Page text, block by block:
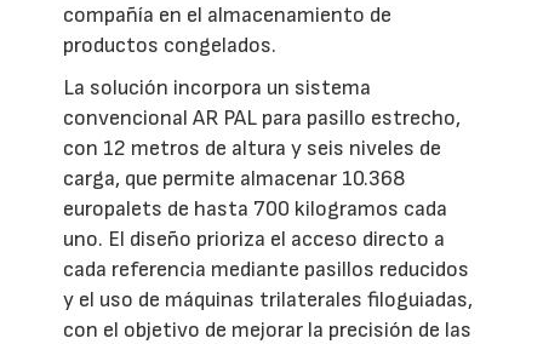
compañía en el almacenamiento de
productos congelados.
La solución incorpora un sistema
convencional AR PAL para pasillo estrecho,
con 12 metros de altura y seis niveles de
carga, que permite almacenar 10.368
europalets de hasta 700 kilogramos cada
uno. El diseño prioriza el acceso directo a
cada referencia mediante pasillos reducidos
y el uso de máquinas trilaterales filoguiadas,
con el objetivo de mejorar la precisión de las